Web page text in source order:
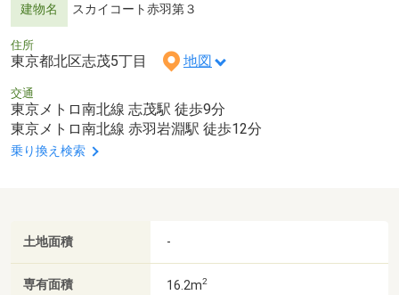
建物名 スカイコート赤羽第３
住所
東京都北区志茂5丁目 地図
交通
東京メトロ南北線 志茂駅 徒歩9分
東京メトロ南北線 赤羽岩淵駅 徒歩12分
乗り換え検索
土地面積 -
専有面積 16.2m2